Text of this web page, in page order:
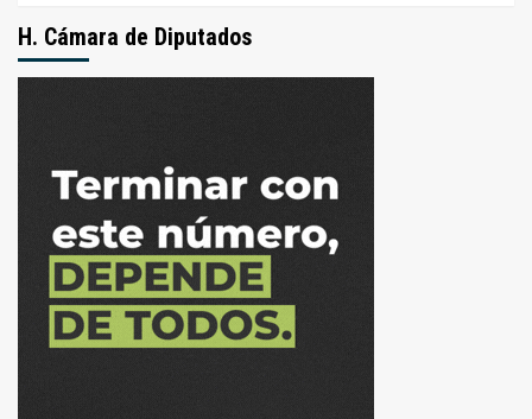
H. Cámara de Diputados